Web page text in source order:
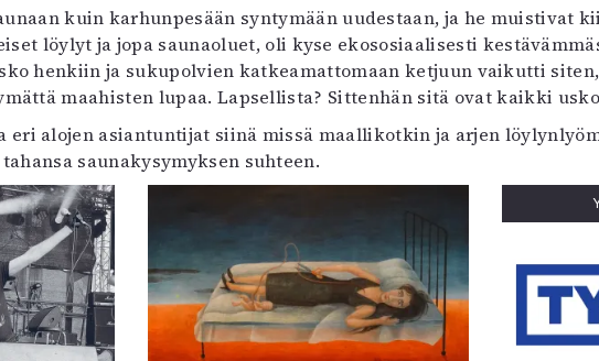
kuin karhunpesään syntymään uudestaan, ja he muistivat
löylyt ja jopa saunaoluet, oli kyse ekososiaalisesti
henkiin ja sukupolvien katkeamattomaan ketjuun vaikutti
maahisten lupaa. Lapsellista? Sittenhän sitä ovat kaikki
eri alojen asiantuntijat siinä missä maallikotkin ja arjen
saunakysymyksen suhteen.